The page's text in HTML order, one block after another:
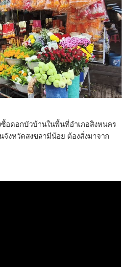
อดอกบัวบ้านในพื้นที่อำเภอสิงหนคร
จังหวัดสงขลามีน้อย ต้องสั่งมาจาก